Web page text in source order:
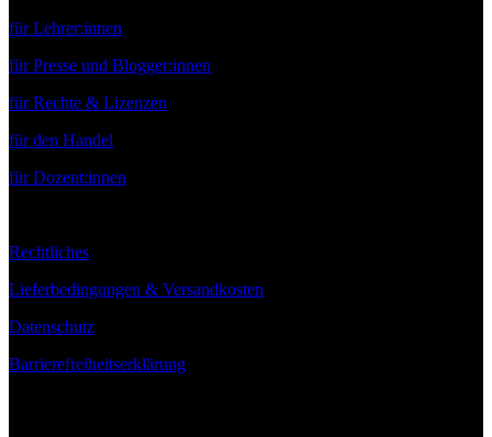
für Lehrer:innen
für Presse und Blogger:innen
für Rechte & Lizenzen
für den Handel
für Dozent:innen
Rechtliches
Lieferbedingungen & Versandkosten
Datenschutz
Barrierefreiheitserklärung